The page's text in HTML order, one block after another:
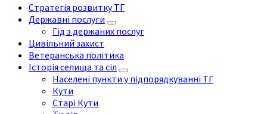
Стратегія розвитку ТГ
Державні послуги
Гід з держаних послуг
Цивільний захист
Ветеранська політика
Історія селища та сіл
Населені пункти у підпорядкуванні ТГ
Кути
Старі Кути